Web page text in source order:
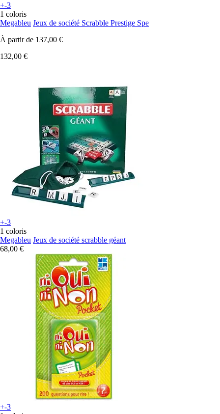
+-3
1 coloris
Megableu Jeux de société Scrabble Prestige Spe
À partir de 137,00 €
132,00 €
+-3
1 coloris
Megableu Jeux de société scrabble géant
68,00 €
+-3